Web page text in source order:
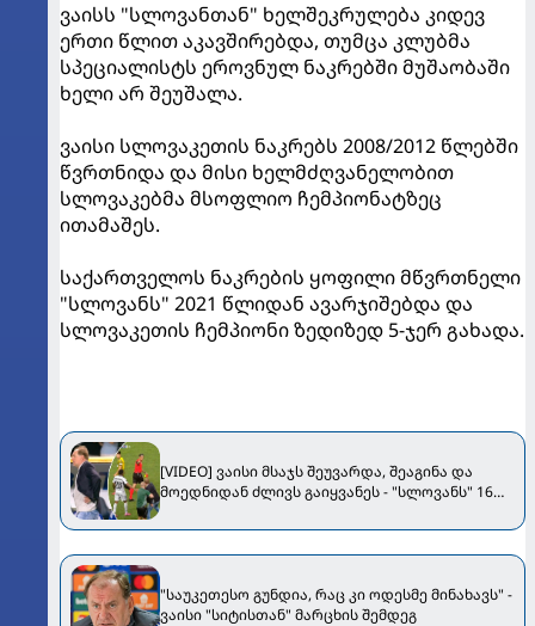
ვაისს "სლოვანთან" ხელშეკრულება კიდევ
ერთი წლით აკავშირებდა, თუმცა კლუბმა
სპეციალისტს ეროვნულ ნაკრებში მუშაობაში
ხელი არ შეუშალა.
ვაისი სლოვაკეთის ნაკრებს 2008/2012 წლებში
წვრთნიდა და მისი ხელმძღვანელობით
სლოვაკებმა მსოფლიო ჩემპიონატზეც
ითამაშეს.
საქართველოს ნაკრების ყოფილი მწვრთნელი
"სლოვანს" 2021 წლიდან ავარჯიშებდა და
სლოვაკეთის ჩემპიონი ზედიზედ 5-ჯერ გახადა.
[VIDEO] ვაისი მსაჯს შეუვარდა, შეაგინა და
მოედნიდან ძლივს გაიყვანეს - "სლოვანს" 16
"საუკეთესო გუნდია, რაც კი ოდესმე მინახავს" -
ვაისი "სიტისთან" მარცხის შემდეგ